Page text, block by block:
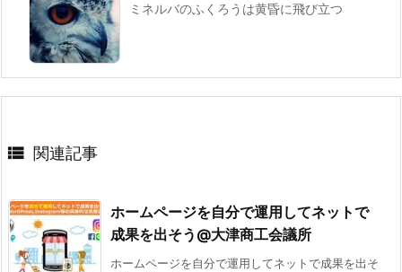
ミネルバのふくろうは黄昏に飛び立つ
 関連記事
ホームページを自分で運用してネットで
成果を出そう@大津商工会議所
ホームページを自分で運用してネットで成果を出そ